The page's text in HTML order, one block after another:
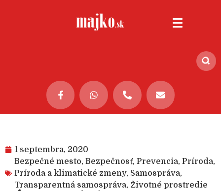
1 septembra, 2020
Bezpečné mesto, Bezpečnosť, Prevencia, Príroda,
Príroda a klimatické zmeny, Samospráva,
Transparentná samospráva, Životné prostredie